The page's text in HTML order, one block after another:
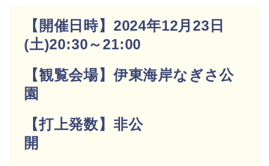
【開催日時】2024年12月23日
(土)20:30～21:00
【観覧会場】伊東海岸なぎさ公
園
【打上発数】非公
開